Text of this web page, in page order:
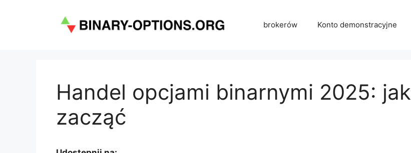
brokerów Konto demonstracyjne
Handel opcjami binarnymi 2025: jak
zacząć